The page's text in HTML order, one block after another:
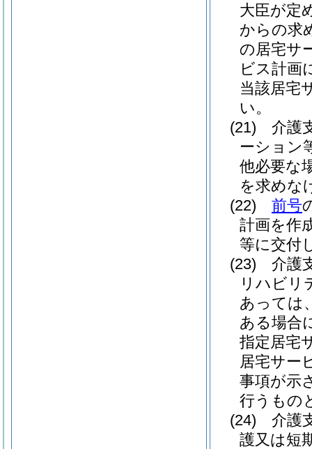
大臣が定
からの求
の居宅サ
ビス計画
当該居宅
い。
(21)
介護
ーション
他必要な
を求めな
(22)
前号
計画を作
等に交付
(23)
介護
リハビリ
あっては
ある場合
指定居宅
居宅サー
事項が示
行うもの
(24)
介護
護又は短